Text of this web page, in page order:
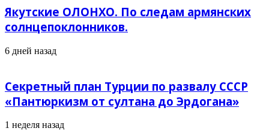
Якутские ОЛОНХО. По следам армянских
солнцепоклонников.
6 дней назад
Секретный план Турции по развалу СССР
«Пантюркизм от султана до Эрдогана»
1 неделя назад